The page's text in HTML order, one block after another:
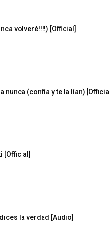
volveré!!!!) [Official]
nunca (confía y te la lían)
[Official]
dices la verdad [Audio]